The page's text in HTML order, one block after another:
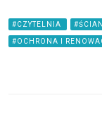
#CZYTELNIA
#OCHRONA I